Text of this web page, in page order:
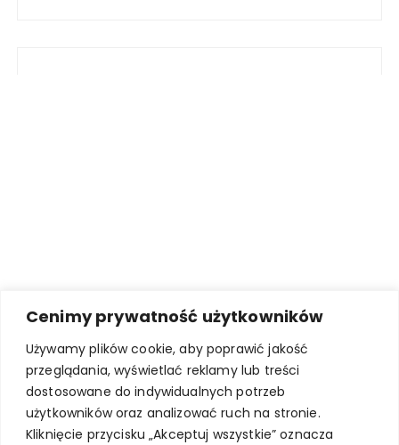
Cenimy prywatność użytkowników
Używamy plików cookie, aby poprawić jakość
przeglądania, wyświetlać reklamy lub treści
dostosowane do indywidualnych potrzeb
użytkowników oraz analizować ruch na stronie.
Kliknięcie przycisku „Akceptuj wszystkie” oznacza